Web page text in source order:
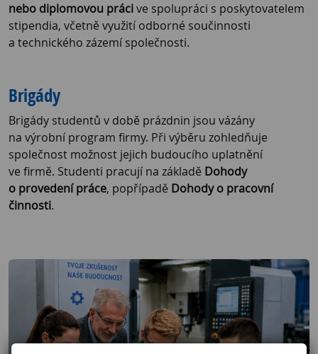
nebo diplomovou prácive spolupráci s poskytovatelem
stipendia, včetně využití odborné součinnosti
a technického zázemí společnosti.
Brigády
Brigády studentů v době prázdnin jsou vázány
na výrobní program firmy. Při výběru zohledňuje
společnost možnost jejich budoucího uplatnění
ve firmě. Studenti pracují na základě Dohody
o provedení práce, popřípadě Dohody o pracovní
činnosti.